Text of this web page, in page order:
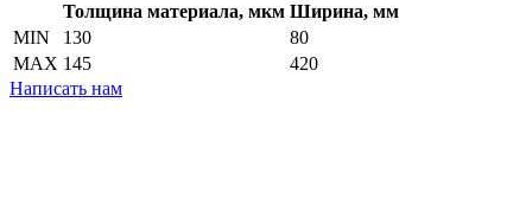
Толщина материала, мкм Ширина, мм
MIN
130
80
MAX 145
420
Написать нам